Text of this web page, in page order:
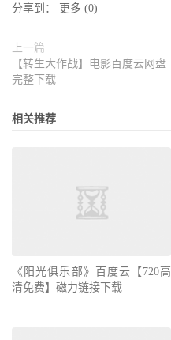
分享到： 更多 (0)
上一篇
【转生大作战】电影百度云网盘
完整下载
相关推荐
《阳光俱乐部》百度云【720高
清免费】磁力链接下载